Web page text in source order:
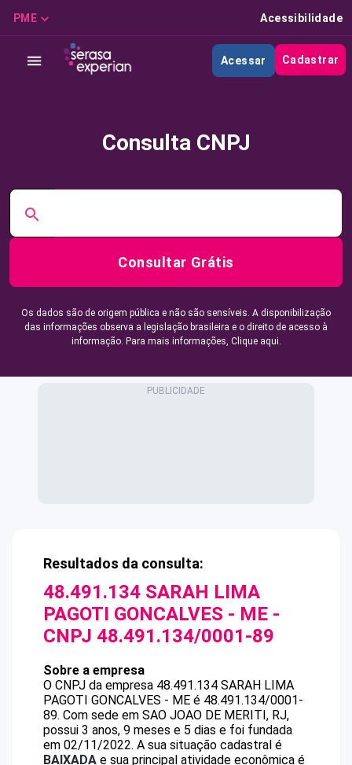
PME Acessibilidade
Acessar Cadastrar
Consulta CNPJ
Consultar Grátis
Os dados são de origem pública e não são sensíveis. A disponibilização
das informações observa a legislação brasileira e o direito de acesso à
informação. Para mais informações, Clique aqui.
Resultados da consulta:
48.491.134 SARAH LIMA
PAGOTI GONCALVES - ME -
CNPJ 48.491.134/0001-89
Sobre a empresa
O CNPJ da empresa 48.491.134 SARAH LIMA
PAGOTI GONCALVES - ME é 48.491.134/0001-
89. Com sede em SAO JOAO DE MERITI, RJ,
possui 3 anos, 9 meses e 5 dias e foi fundada
em 02/11/2022. A sua situação cadastral é
BAIXADA e sua principal atividade econômica é